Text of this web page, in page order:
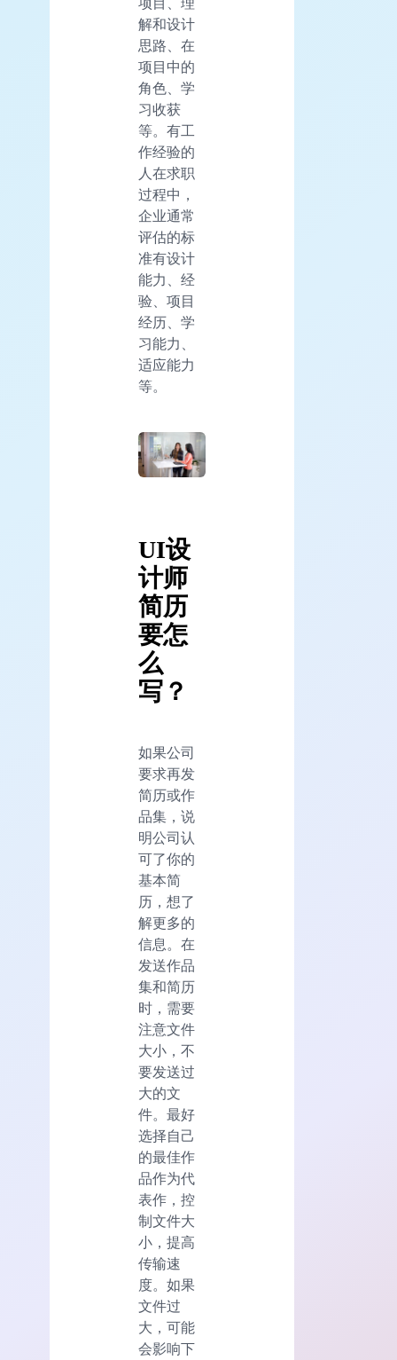
解和设计
思路、在
项目中的
角色、学
习收获
等。有工
作经验的
人在求职
过程中，
企业通常
评估的标
准有设计
能力、经
验、项目
经历、学
习能力、
适应能力
等。
UI设
计师
简历
要怎
么
写？
如果公司
要求再发
简历或作
品集，说
明公司认
可了你的
基本简
历，想了
解更多的
信息。在
发送作品
集和简历
时，需要
注意文件
大小，不
要发送过
大的文
件。最好
选择自己
的最佳作
品作为代
表作，控
制文件大
小，提高
传输速
度。如果
文件过
大，可能
会影响下